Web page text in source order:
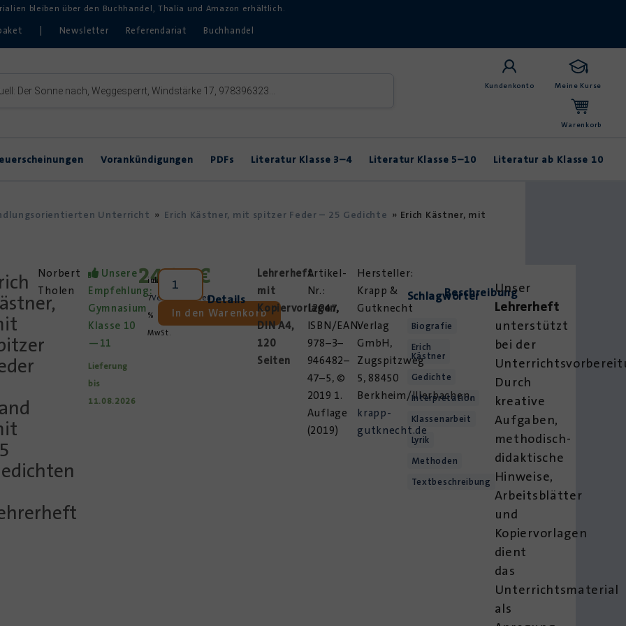
bleiben über den Buchhandel, Thalia und Amazon erhältlich.
Newsletter Referendariat Buchhandel
Kundenkonto Meine Kurse
Warenkorb
Vorankündigungen PDFs Literatur Klasse 3–4 Literatur Klasse 5–10 Literatur ab Klasse 10
Theater im Unterricht
Unterricht » Erich Kästner, mit spitzer Feder – 25 Gedichte » Erich Kästner, mit
Norbert
Tholen
Unsere
Empfehlung:
Gymnasium
Klasse 10
—11
Lieferung
bis
11.08.2026
24,85€
inkl.
7
%
MwSt.
zzgl.
Versandkosten
In den Warenkorb
Details
Lehrerheft
mit
Kopiervorlagen,
DIN A4,
120
Seiten
Artikel-
Nr.:
L2047,
ISBN/EAN:
978–3–
946482–
47–5, ©
2019 1.
Auflage
(2019)
Krapp &
Gutknecht
Verlag
GmbH,
Zugspitzweg
5, 88450
Berkheim/Illerbachen,
krapp-
gutknecht.de
Schlagwörter
Biografie
Erich
Kästner
Gedichte
Interpretation
Klassenarbeit
Lyrik
Methoden
Textbeschreibung
Beschreibung
Unser
Lehrerheft
unterstützt
bei der
Durch
kreative
Aufgaben,
methodisch-
didaktische
Hinweise,
Arbeitsblätter
und
Kopiervorlagen
dient
das
Unterrichtsmaterial
als